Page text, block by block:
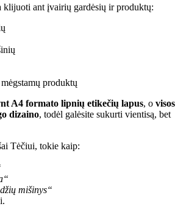
klijuoti ant įvairių gardėsių ir produktų:
produktų
A4 formato lipnių etikečių lapus, o visos
dizaino, todėl galėsite sukurti vientisą, bet
Tėčiui, tokie kaip:
mišinys“